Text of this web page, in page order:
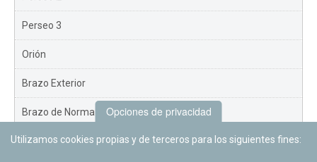
Perseo 3
Orión
Brazo Exterior
Brazo de Norma
Nuevo Exterior
Opciones de privacidad
Utilizamos cookies propias y de terceros para los siguientes fines: